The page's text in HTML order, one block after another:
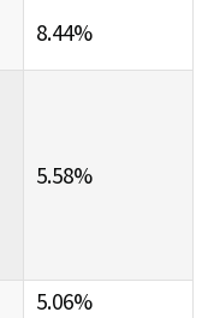
8.44%
5.58%
5.06%